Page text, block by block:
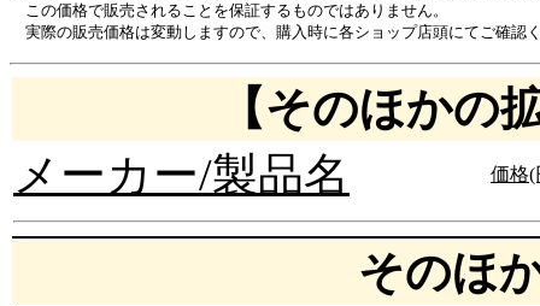
この価格で販売されることを保証するものではありません。
実際の販売価格は変動しますので、購入時に各ショップ店頭にてご確認
【そのほかの
メーカー/製品名
価格(
そのほ